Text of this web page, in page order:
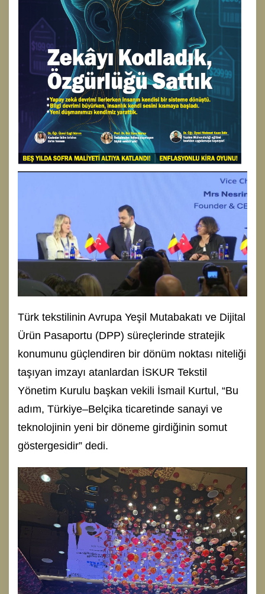
Türk tekstilinin Avrupa Yeşil Mutabakatı ve Dijital
Ürün Pasaportu (DPP) süreçlerinde stratejik
konumunu güçlendiren bir dönüm noktası niteliği
taşıyan imzayı atanlardan İSKUR Tekstil
Yönetim Kurulu başkan vekili İsmail Kurtul, “Bu
adım, Türkiye–Belçika ticaretinde sanayi ve
teknolojinin yeni bir döneme girdiğinin somut
göstergesidir” dedi.